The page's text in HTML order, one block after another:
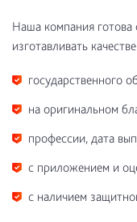
Наша компания готова
изготавливать
государственного
на оригинальном
профессии, дата
с приложением и
с наличием